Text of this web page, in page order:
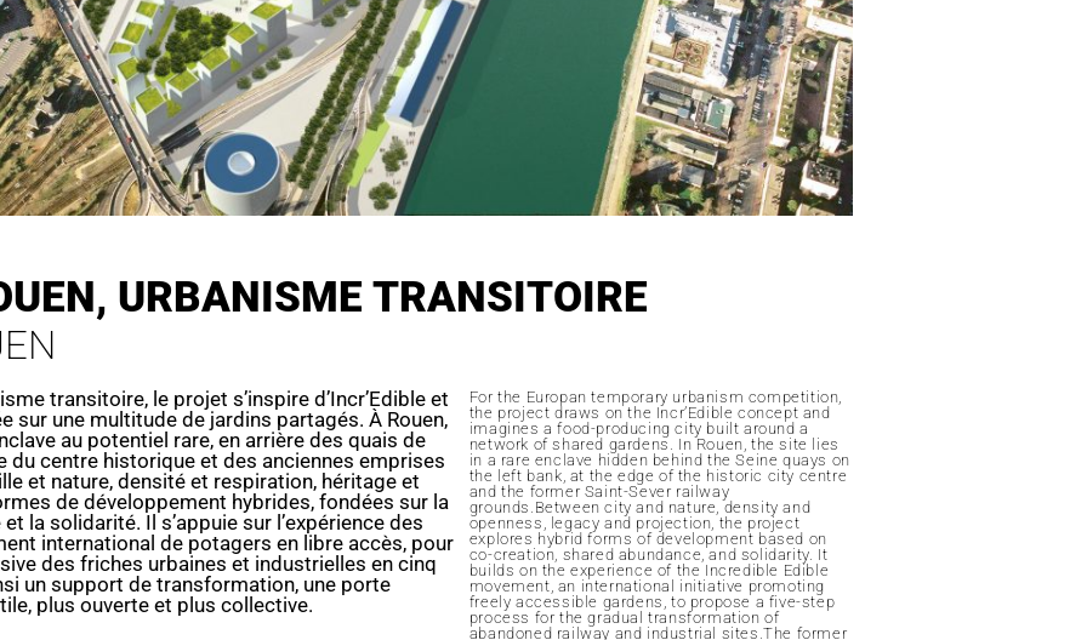
URBANISME TRANSITOIRE
transitoire, le projet s’inspire d’Incr’Edible et
sur une multitude de jardins partagés. À Rouen,
au potentiel rare, en arrière des quais de
du centre historique et des anciennes emprises
et nature, densité et respiration, héritage et
de développement hybrides, fondées sur la
la solidarité. Il s’appuie sur l’expérience des
international de potagers en libre accès, pour
des friches urbaines et industrielles en cinq
un support de transformation, une porte
plus ouverte et plus collective.
For the Europan temporary urbanism competition,
the project draws on the Incr’Edible concept and
imagines a food-producing city built around a
network of shared gardens. In Rouen, the site lies
in a rare enclave hidden behind the Seine quays on
the left bank, at the edge of the historic city centre
and the former Saint-Sever railway
grounds.Between city and nature, density and
openness, legacy and projection, the project
explores hybrid forms of development based on
co-creation, shared abundance, and solidarity. It
builds on the experience of the Incredible Edible
movement, an international initiative promoting
freely accessible gardens, to propose a five-step
process for the gradual transformation of
abandoned railway and industrial sites.The former